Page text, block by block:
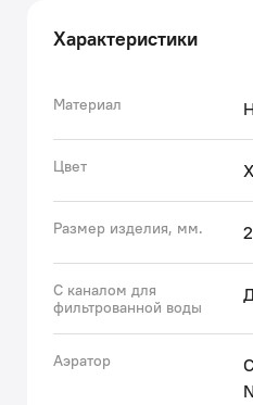
ручки – 90 градусов (45
вода, 45 градусов на себя
в закрытом состоянии.
прочной нержавеющей
состав воды, стойкой к
изменениям давления и
воды. • Покрытие
потускнению (при
многих лет оно будет
• Мягкий силиконовый
воды легко очищается от
провести по нему пальцем.
Характеристики
Материал
Цвет
Размер изделия, мм.
С каналом для
фильтрованной воды
Аэратор